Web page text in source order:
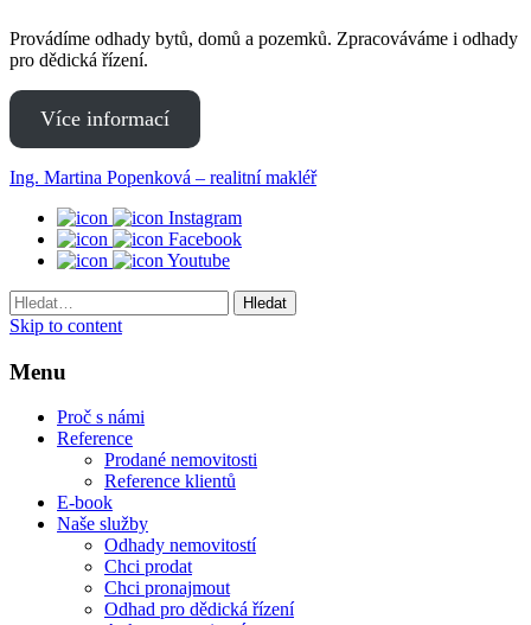
Provádíme odhady bytů, domů a pozemků. Zpracováváme i odhady
pro dědická řízení.
Více informací
Ing. Martina Popenková – realitní makléř
Instagram
Facebook
Youtube
Hledaný
výraz
Skip to content
Menu
Proč s námi
Reference
Prodané nemovitosti
Reference klientů
E-book
Naše služby
Odhady nemovitostí
Chci prodat
Chci pronajmout
Odhad pro dědická řízení